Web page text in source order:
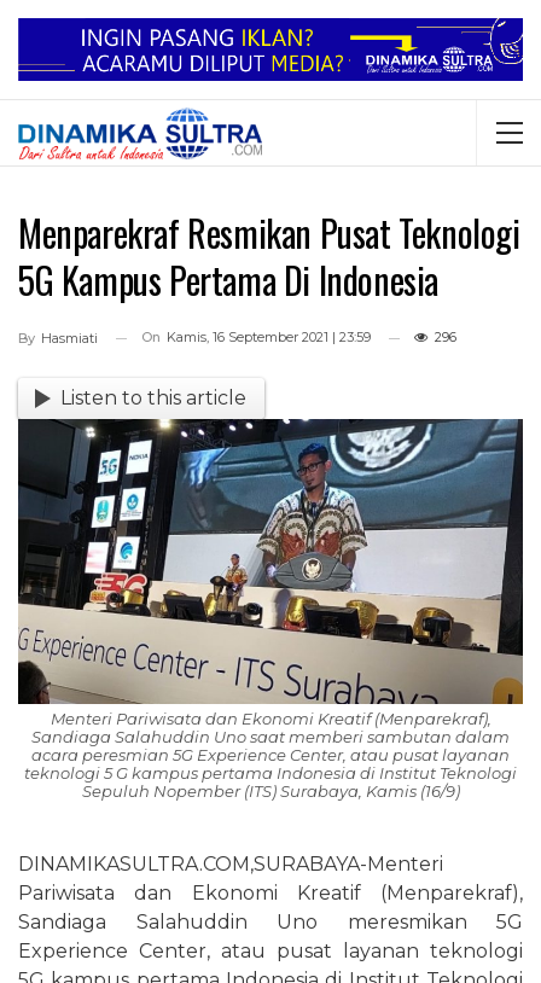
Menparekraf Resmikan Pusat Teknologi
5G Kampus Pertama Di Indonesia
By Hasmiati On Kamis, 16 September 2021 | 23:59 296
Listen to this article
Menteri Pariwisata dan Ekonomi Kreatif (Menparekraf),
Sandiaga Salahuddin Uno saat memberi sambutan dalam
acara peresmian 5G Experience Center, atau pusat layanan
teknologi 5 G kampus pertama Indonesia di Institut Teknologi
Sepuluh Nopember (ITS) Surabaya, Kamis (16/9)
DINAMIKASULTRA.COM,SURABAYA-Menteri
Pariwisata dan Ekonomi Kreatif (Menparekraf),
Sandiaga Salahuddin Uno meresmikan 5G
Experience Center, atau pusat layanan teknologi